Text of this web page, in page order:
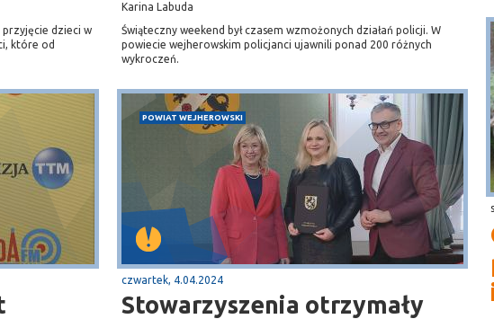
dzieci w
które od
Karina Labuda
Świąteczny weekend był czasem wzmożonych działań policji. W
powiecie wejherowskim policjanci ujawnili ponad 200 różnych
wykroczeń.
POWIAT WEJHEROWSKI
czwartek, 4.04.2024
Stowarzyszenia otrzymały